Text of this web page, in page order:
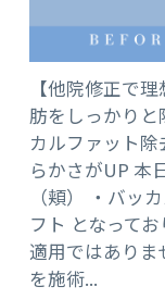
【他院修正で
肪をしっかり
カルファット
らかさがUP 本
（頬） ・バッ
フト となって
適用ではあり
を施術...